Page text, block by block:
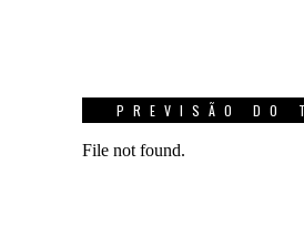
PREVISÃO DO